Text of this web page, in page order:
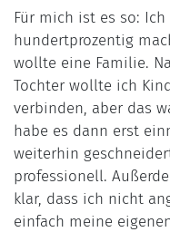
Für mich ist es so:
hundertprozentig
wollte eine Familie.
Tochter wollte ich
verbinden, aber das
habe es dann erst
weiterhin
professionell.
klar, dass ich nicht
einfach meine